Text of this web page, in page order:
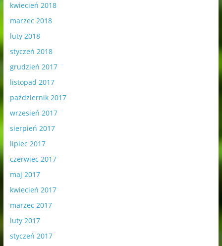
kwiecień 2018
marzec 2018
luty 2018
styczeń 2018
grudzień 2017
listopad 2017
październik 2017
wrzesień 2017
sierpień 2017
lipiec 2017
czerwiec 2017
maj 2017
kwiecień 2017
marzec 2017
luty 2017
styczeń 2017